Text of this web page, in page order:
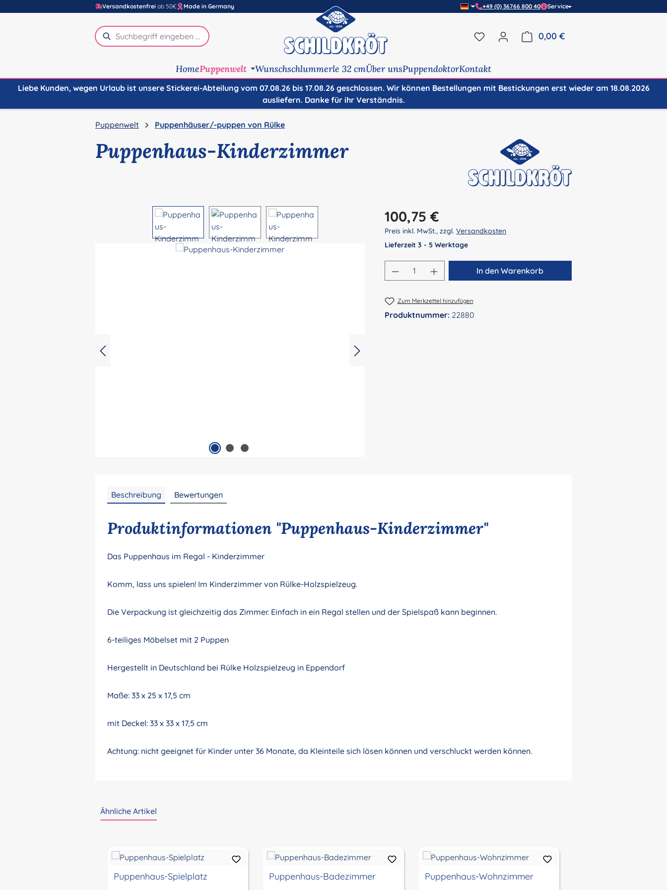
Hauptinhalt springen
Zur Suche springen
Zur Hauptnavigation springen
Versandkostenfrei ab 50€ Made in Germany +49 (0) 36766 800 40 Service
Du hast 0 Produkte auf dem Merkzettel
0,00 €
HomePuppenwelt Wunschschlummerle 32 cmÜber unsPuppendoktorKontakt
Liebe Kunden, wegen Urlaub ist unsere Stickerei-Abteilung vom 07.08.26 bis 17.08.26 geschlossen. Wir können Bestellungen mit Bestickungen erst wieder am 18.08.2026
ausliefern. Danke für ihr Verständnis.
Puppenwelt Puppenhäuser/-puppen von Rülke
Puppenhaus-Kinderzimmer
Regulärer Preis:
100,75 €
Preis inkl. MwSt., zzgl.Versandkosten
Lieferzeit 3 - 5 Werktage
Produkt Anzahl: Gib den gewünschten Wert ein
In den Warenkorb
Zum Merkzettel hinzufügen
Produktnummer: 22880
Beschreibung Bewertungen
Produktinformationen "Puppenhaus-Kinderzimmer"
Das Puppenhaus im Regal - Kinderzimmer
Komm, lass uns spielen! Im Kinderzimmer von Rülke-Holzspielzeug.
Die Verpackung ist gleichzeitig das Zimmer. Einfach in ein Regal stellen und der Spielspaß kann beginnen.
6-teiliges Möbelset mit 2 Puppen
Hergestellt in Deutschland bei Rülke Holzspielzeug in Eppendorf
Maße: 33 x 25 x 17,5 cm
mit Deckel: 33 x 33 x 17,5 cm
Achtung: nicht geeignet für Kinder unter 36 Monate, da Kleinteile sich lösen können und verschluckt werden können.
Ähnliche Artikel
Puppenhaus-Spielplatz Puppenhaus-Badezimmer Puppenhaus-Wohnzimmer